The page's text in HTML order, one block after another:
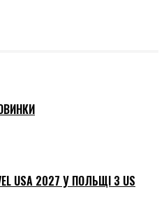
USA 2027 У ПОЛЬЩІ З US